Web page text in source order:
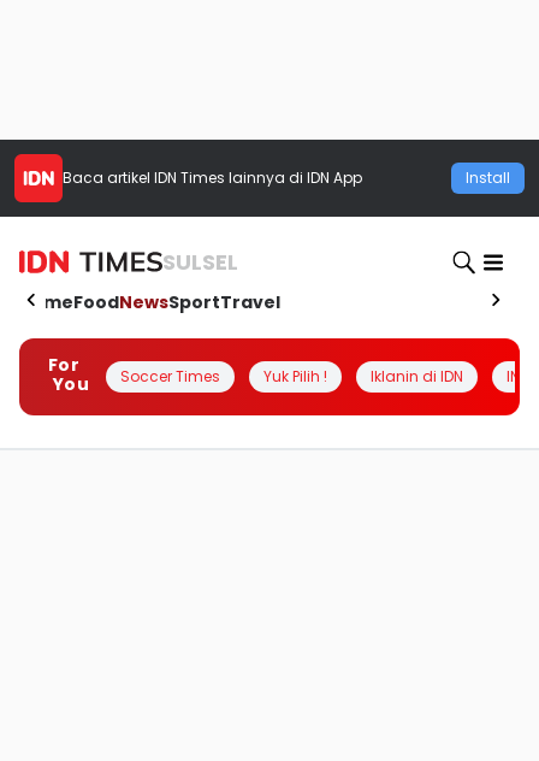
Baca artikel IDN Times lainnya di IDN App Install
SULSEL
HomeFoodNewsSportTravel
For
You
Soccer Times Yuk Pilih ! Iklanin di IDN